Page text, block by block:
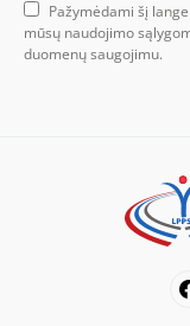
Pažymėdami šį
mūsų naudojimo
duomenų saugojimu.